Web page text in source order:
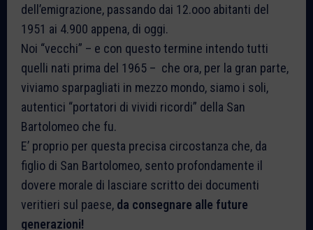
dell’emigrazione, passando dai 12.ooo abitanti del
1951 ai 4.900 appena, di oggi.
Noi “vecchi” – e con questo termine intendo tutti
quelli nati prima del 1965 – che ora, per la gran parte,
viviamo sparpagliati in mezzo mondo, siamo i soli,
autentici “portatori di vividi ricordi” della San
Bartolomeo che fu.
E’ proprio per questa precisa circostanza che, da
figlio di San Bartolomeo, sento profondamente il
dovere morale di lasciare scritto dei documenti
veritieri sul paese, da consegnare alle future
generazioni!